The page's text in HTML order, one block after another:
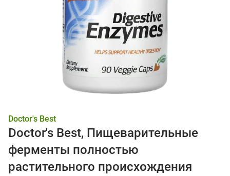
Doctor's Best
Doctor's Best, Пищеварительные
ферменты полностью
растительного происхождения